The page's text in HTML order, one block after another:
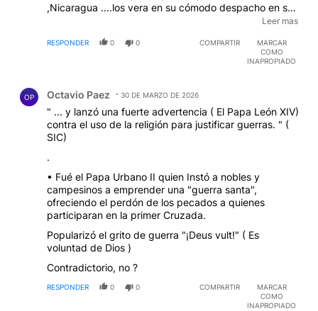
,Nicaragua ....los vera en su cómodo despacho en su
tv de 80 pulgadas 8k !!!! Muchos le defenderán
compromiso social y evangélico en su juventud ,
Leer mas
RESPONDER 0 0 COMPARTIR
MARCAR
COMO
INAPROPIADO
OP Octavio Paez 30 DE MARZO DE 2026
" ... y lanzó una fuerte advertencia ( El Papa León XIV)
contra el uso de la religión para justificar guerras. " (
SIC)
.
• Fué el Papa Urbano II quien Instó a nobles y
campesinos a emprender una "guerra santa",
ofreciendo el perdón de los pecados a quienes
participaran en la primer Cruzada.
Popularizó el grito de guerra "¡Deus vult!" ( Es
voluntad de Dios )
Contradictorio, no ?
RESPONDER 0 0 COMPARTIR
MARCAR
COMO
INAPROPIADO